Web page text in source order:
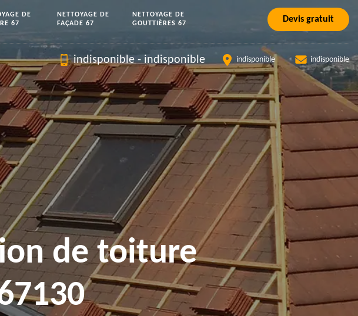
DE
67
NETTOYAGE DE
FAÇADE 67
NETTOYAGE DE
GOUTTIÈRES 67
Devis gratuit
indisponible - indisponible indisponible indisponible
de toiture